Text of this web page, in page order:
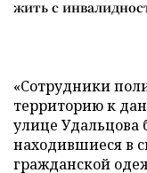
жить с
«Сотрудники
территорию к
улице
находившиеся в
гражданской